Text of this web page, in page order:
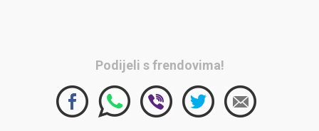
Podijeli s frendovima!